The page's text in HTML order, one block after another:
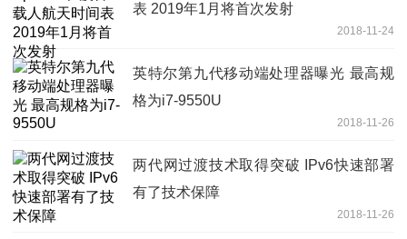
表 2019年1月将首次发射
2018-11-24
英特尔第九代移动端处理器曝光 最高规
格为i7-9550U
2018-11-26
两代网过渡技术取得突破 IPv6快速部署
有了技术保障
2018-11-26